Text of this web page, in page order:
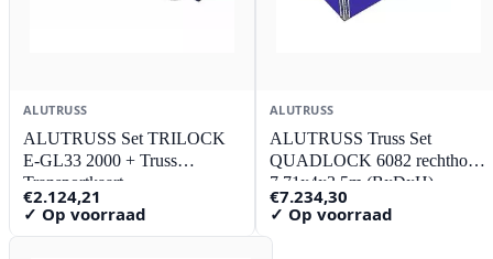
ALUTRUSS
ALUTRUSS Set TRILOCK
E-GL33 2000 + Truss
Transportkaart
€2.124,21
✓ Op voorraad
ALUTRUSS
ALUTRUSS Truss Set
QUADLOCK 6082 rechthoek
7.71x4x3.5m (BxDxH)
€7.234,30
✓ Op voorraad